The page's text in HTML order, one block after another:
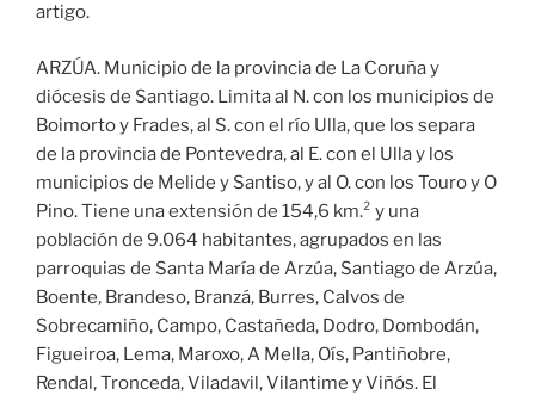
artigo.
ARZÚA. Municipio de la provincia de La Coruña y
diócesis de Santiago. Limita al N. con los municipios de
Boimorto y Frades, al S. con el río Ulla, que los separa
de la provincia de Pontevedra, al E. con el Ulla y los
municipios de Melide y Santiso, y al O. con los Touro y O
Pino. Tiene una extensión de 154,6 km.² y una
población de 9.064 habitantes, agrupados en las
parroquias de Santa María de Arzúa, Santiago de Arzúa,
Boente, Brandeso, Branzá, Burres, Calvos de
Sobrecamiño, Campo, Castañeda, Dodro, Dombodán,
Figueiroa, Lema, Maroxo, A Mella, Oís, Pantiñobre,
Rendal, Tronceda, Viladavil, Vilantime y Viñós. El